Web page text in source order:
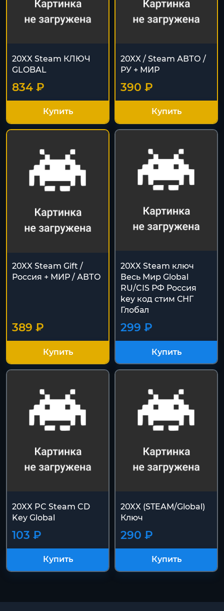
20XX Steam КЛЮЧ
GLOBAL
834 ₽
Купить
20XX / Steam АВТО /
РУ + МИР
390 ₽
Купить
20XX Steam Gift /
Россия + МИР / АВТО
389 ₽
Купить
20XX Steam ключ
Весь Мир Global
RU/CIS РФ Россия
key код cтим СНГ
Глобал
299 ₽
Купить
20XX PC Steam CD
Key Global
103 ₽
Купить
20XX (STEAM/Global)
Ключ
290 ₽
Купить